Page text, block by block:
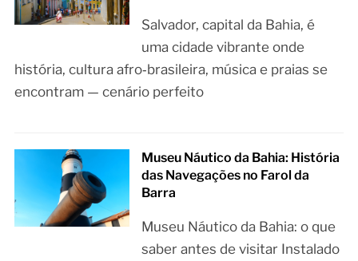
Salvador, capital da Bahia, é
uma cidade vibrante onde
história, cultura afro‑brasileira, música e praias se
encontram — cenário perfeito
Museu Náutico da Bahia: História
das Navegações no Farol da
Barra
Museu Náutico da Bahia: o que
saber antes de visitar Instalado